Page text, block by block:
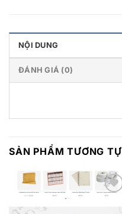
NỘI DUNG
ĐÁNH GIÁ (0)
SẢN PHẨM TƯƠNG TỰ
wishlist